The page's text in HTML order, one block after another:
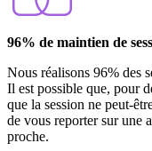
96% de maintien de
Nous réalisons 96% des
Il est possible que, pour
que la session ne peut-
de vous reporter sur une
proche.